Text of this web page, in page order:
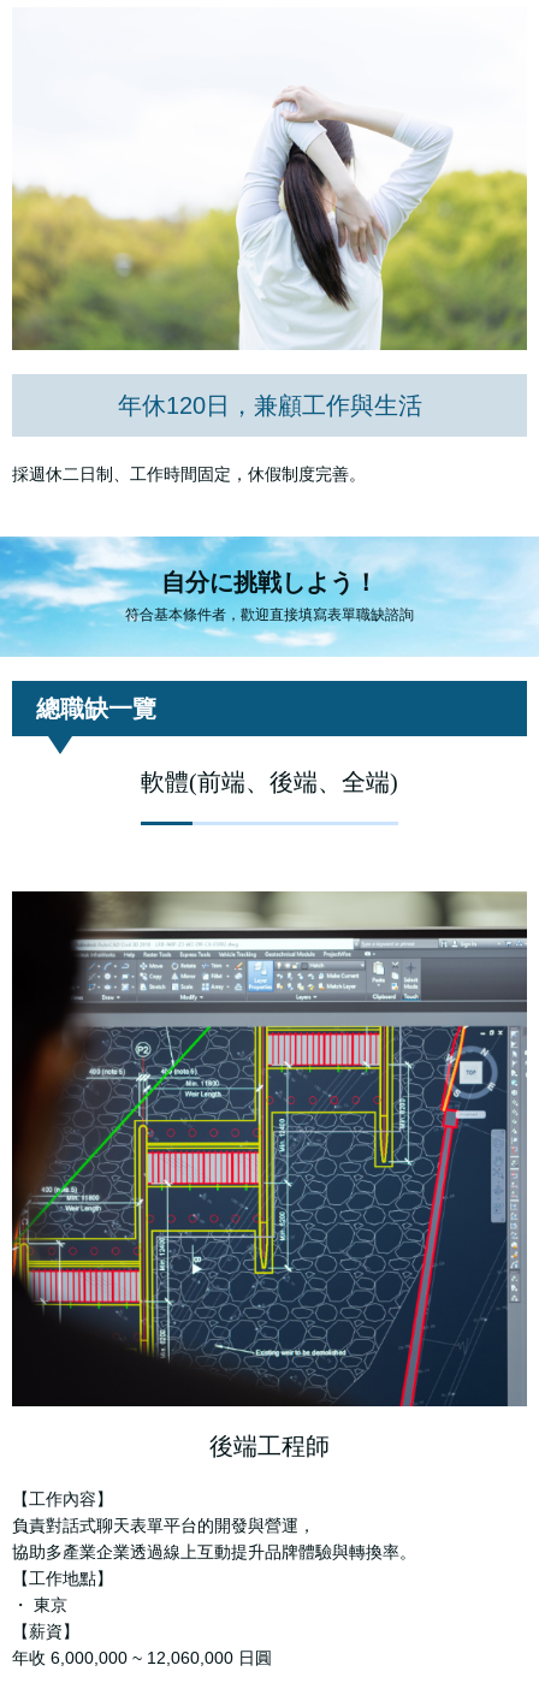
年休120日，兼顧工作與生活
採週休二日制、工作時間固定，休假制度完善。
自分に挑戦しよう！
符合基本條件者，歡迎直接填寫表單職缺諮詢
總職缺一覽
軟體(前端、後端、全端)
後端工程師
【工作內容】
負責對話式聊天表單平台的開發與營運，
協助多產業企業透過線上互動提升品牌體驗與轉換率。
【工作地點】
・ 東京
【薪資】
年收 6,000,000 ~ 12,060,000 日圓